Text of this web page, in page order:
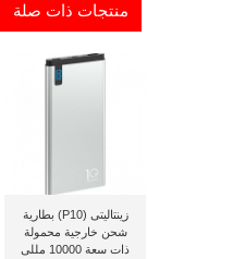
منتجات ذات صلة
زينتاليتى (P10) بطارية
شحن خارجية محمولة
ذات سعة 10000 مللى